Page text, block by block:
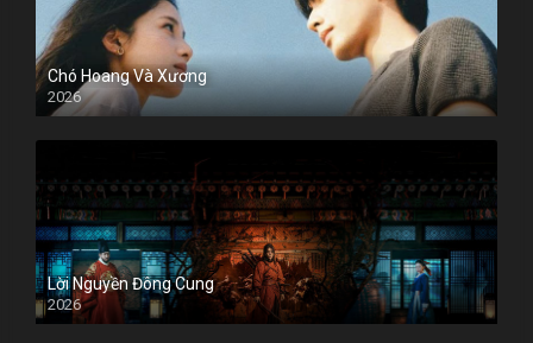
Chó Hoang Và Xương
2026
Lời Nguyền Đông Cung
2026